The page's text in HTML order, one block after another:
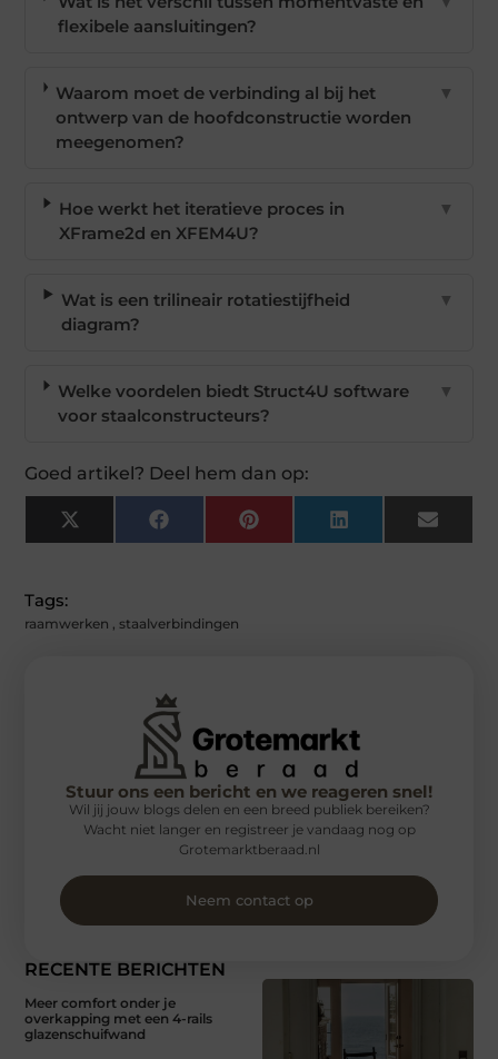
flexibele aansluitingen?
Waarom moet de verbinding al bij het
ontwerp van de hoofdconstructie worden
meegenomen?
▼
Hoe werkt het iteratieve proces in
XFrame2d en XFEM4U?
▼
Wat is een trilineair rotatiestijfheid
diagram?
▼
Welke voordelen biedt Struct4U software
voor staalconstructeurs?
▼
Goed artikel? Deel hem dan op:
X
(Twitter)
FacebookPinterest LinkedIn Email
Tags:
raamwerken ,staalverbindingen
RECENTE BERICHTEN
Meer comfort onder je
overkapping met een 4-rails
glazenschuifwand
Stuur ons een bericht en we reageren snel!
Wil jij jouw blogs delen en een breed publiek bereiken?
Wacht niet langer en registreer je vandaag nog op
Grotemarktberaad.nl
Neem contact op